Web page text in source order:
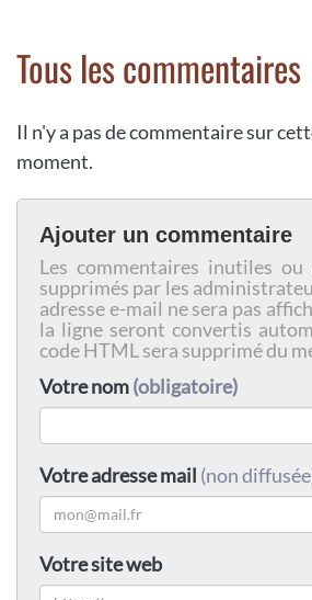
Tous les commentaires
Il n'y a pas de commentaire sur
moment.
Ajouter un commentaire
Les commentaires inutiles ou
supprimés par les
adresse e-mail ne sera pas
la ligne seront convertis
code HTML sera supprimé du
Votre nom(obligatoire)
Votre adresse mail (non
Votre site web